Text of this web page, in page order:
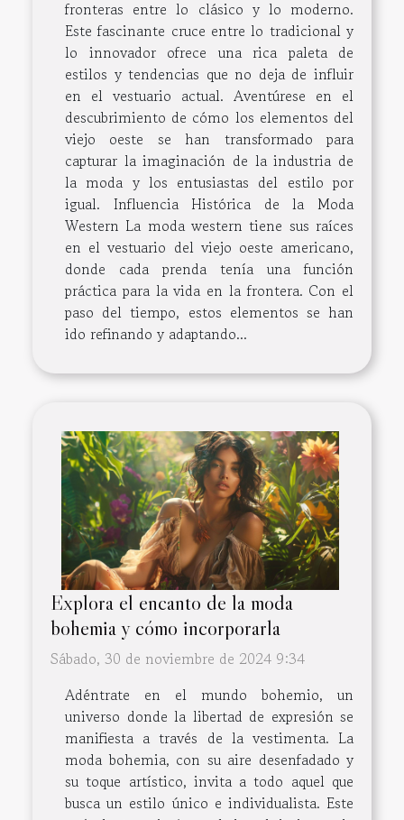
fronteras entre lo clásico y lo moderno.
Este fascinante cruce entre lo tradicional y
lo innovador ofrece una rica paleta de
estilos y tendencias que no deja de influir
en el vestuario actual. Aventúrese en el
descubrimiento de cómo los elementos del
viejo oeste se han transformado para
capturar la imaginación de la industria de
la moda y los entusiastas del estilo por
igual. Influencia Histórica de la Moda
Western La moda western tiene sus raíces
en el vestuario del viejo oeste americano,
donde cada prenda tenía una función
práctica para la vida en la frontera. Con el
paso del tiempo, estos elementos se han
ido refinando y adaptando...
Explora el encanto de la moda
bohemia y cómo incorporarla
Sábado, 30 de noviembre de 2024 9:34
Adéntrate en el mundo bohemio, un
universo donde la libertad de expresión se
manifiesta a través de la vestimenta. La
moda bohemia, con su aire desenfadado y
su toque artístico, invita a todo aquel que
busca un estilo único e individualista. Este